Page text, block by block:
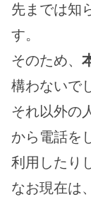
先までは知
す。
そのため、
構わないで
それ以外の
から電話を
利用したり
なお現在は